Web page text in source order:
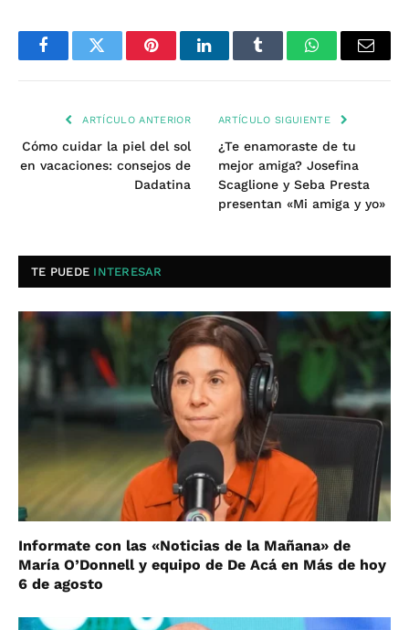
FacebookTwitter PinterestLinkedInTumblr WhatsAppEmail
ARTÍCULO ANTERIOR
Cómo cuidar la piel del sol
en vacaciones: consejos de
Dadatina
ARTÍCULO SIGUIENTE
¿Te enamoraste de tu
mejor amiga? Josefina
Scaglione y Seba Presta
presentan «Mi amiga y yo»
TE PUEDE INTERESAR
Informate con las «Noticias de la Mañana» de
María O’Donnell y equipo de De Acá en Más de hoy
6 de agosto